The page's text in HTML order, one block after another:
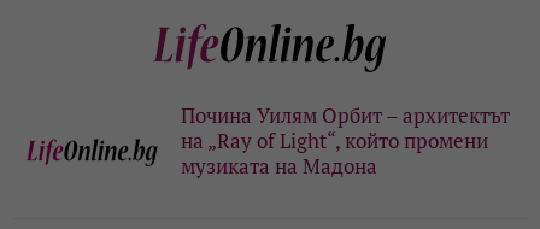
Почина Уилям Орбит – архитектът
на „Ray of Light“, който промени
музиката на Мадона